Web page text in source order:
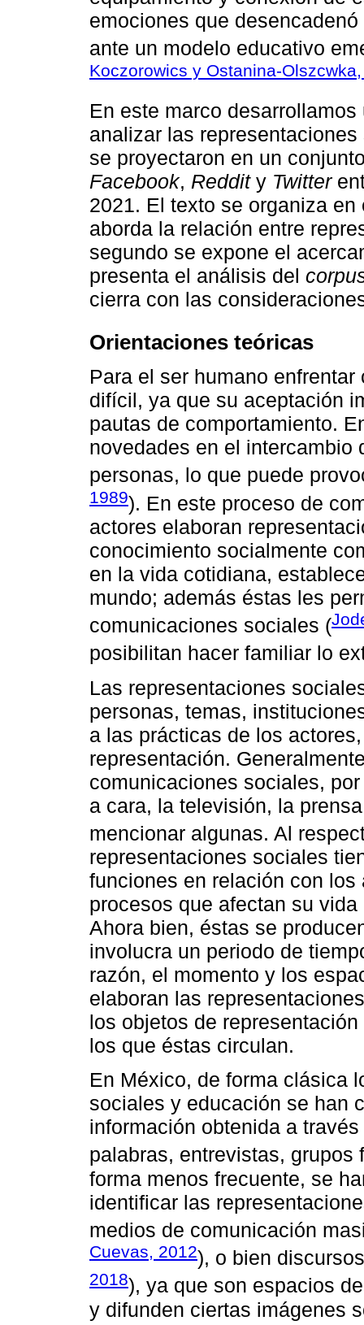
emociones que
ante un modelo educativo
Koczorowics y Ostanina-
En este marco
analizar las
se proyectaron en un
Facebook, Reddity Twitter
2021. El texto se organiza
aborda la relación entre
segundo se expone el
presenta el análisis del
cierra con las
Orientaciones teóricas
Para el ser humano
difícil, ya que su aceptación
pautas de comportamiento.
novedades en el intercambio
personas, lo que puede
1989). En este proceso de
actores elaboran
conocimiento socialmente
en la vida cotidiana,
mundo; además éstas les
comunicaciones sociales (
posibilitan hacer familiar lo
Las representaciones
personas, temas,
a las prácticas de los
representación.
comunicaciones sociales,
a cara, la televisión, la
mencionar algunas. Al
representaciones sociales
funciones en relación con
procesos que afectan su
Ahora bien, éstas se
involucra un periodo de
razón, el momento y los
elaboran las
los objetos de
los que éstas circulan.
En México, de forma clásica
sociales y educación se han
información obtenida a
palabras, entrevistas, grupos
forma menos frecuente, se
identificar las
medios de comunicación
Cuevas, 2012), o bien
2018), ya que son espacios
y difunden ciertas imágenes